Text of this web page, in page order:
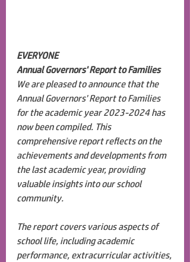
EVERYONE
Annual Governors' Report to Families
We are pleased to announce that the
Annual Governors' Report to Families
for the academic year 2023-2024 has
now been compiled. This
comprehensive report reflects on the
achievements and developments from
the last academic year, providing
valuable insights into our school
community.
The report covers various aspects of
school life, including academic
performance, extracurricular activities,